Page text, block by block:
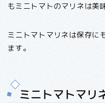
もミニトマトのマリネは美
ミニトマトマリネは保存に
ます。
ミニトマトマリ